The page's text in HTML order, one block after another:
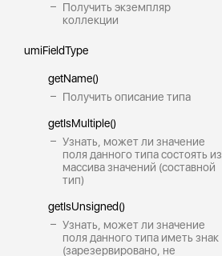
Получить экземпляр
коллекции
umiFieldType
getName()
Получить описание типа
getIsMultiple()
Узнать, может ли значение
поля данного типа состоять из
массива значений (составной
тип)
getIsUnsigned()
Узнать, может ли значение
поля данного типа иметь знак
(зарезервировано, не